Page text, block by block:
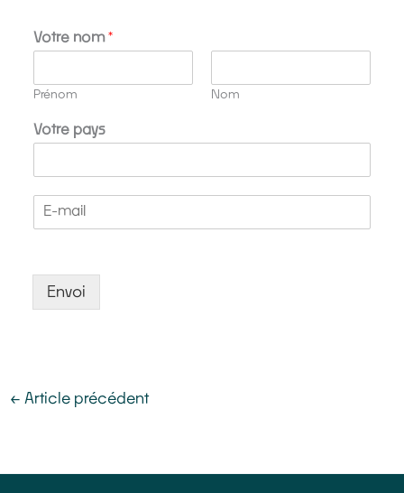
*
*
o
t
e
Votre nom*
Prénom Nom
Votre pays
i
*
Envoi
← Article précédent